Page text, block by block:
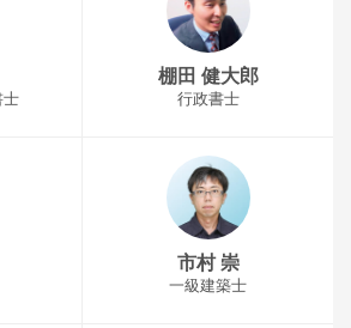
士
棚田 健大郎
行政書士
市村 崇
一級建築士